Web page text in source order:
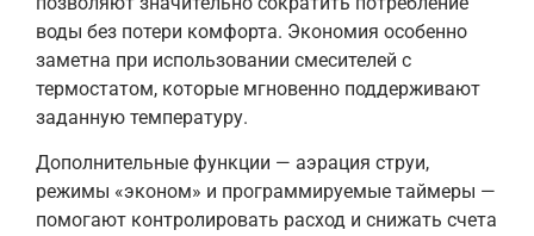
воды без потери комфорта. Экономия особенно
заметна при использовании смесителей с
термостатом, которые мгновенно поддерживают
заданную температуру.
Дополнительные функции — аэрация струи,
режимы «эконом» и программируемые таймеры —
помогают контролировать расход и снижать счета